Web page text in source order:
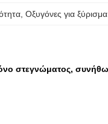
, Οξυγόνες για
στεγνώματος,